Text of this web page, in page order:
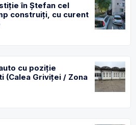
în Ștefan cel
construiți, cu curent
cu poziție
(Calea Griviței / Zona